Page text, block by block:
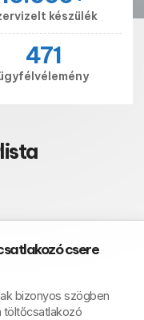
készülék
471
csere
bizonyos szögben
töltőcsatlakozó